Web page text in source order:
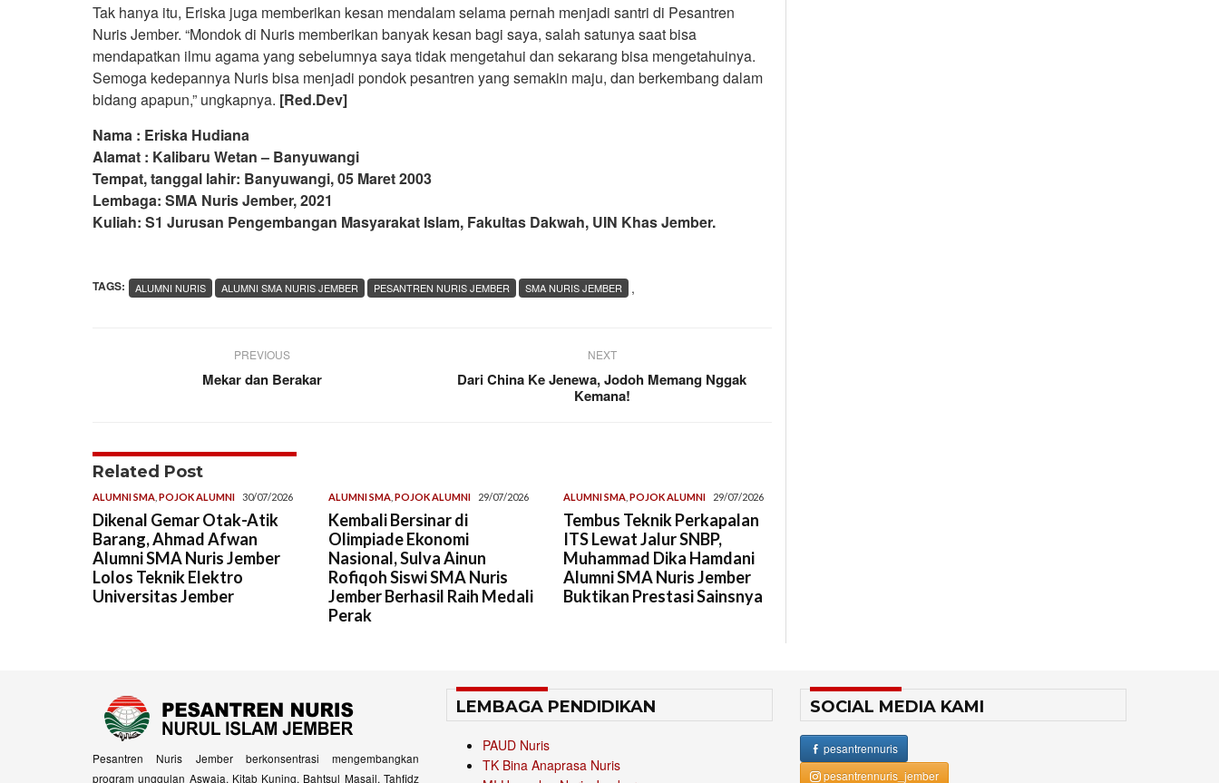
Tak hanya itu, Eriska juga memberikan kesan mendalam selama pernah menjadi santri di Pesantren
Nuris Jember. “Mondok di Nuris memberikan banyak kesan bagi saya, salah satunya saat bisa
mendapatkan ilmu agama yang sebelumnya saya tidak mengetahui dan sekarang bisa mengetahuinya.
Semoga kedepannya Nuris bisa menjadi pondok pesantren yang semakin maju, dan berkembang dalam
bidang apapun,” ungkapnya. [Red.Dev]
Nama : Eriska Hudiana
Alamat : Kalibaru Wetan – Banyuwangi
Tempat, tanggal lahir: Banyuwangi, 05 Maret 2003
Lembaga: SMA Nuris Jember, 2021
Kuliah: S1 Jurusan Pengembangan Masyarakat Islam, Fakultas Dakwah, UIN Khas Jember.
TAGS: ,
ALUMNI NURIS ALUMNI SMA NURIS JEMBER PESANTREN NURIS JEMBER SMA NURIS JEMBER
PREVIOUS
Mekar dan Berakar
NEXT
Dari China Ke Jenewa, Jodoh Memang Nggak
Kemana!
Related Post
ALUMNI SMA POJOK ALUMNI 30/07/2026
Dikenal Gemar Otak-Atik
Barang, Ahmad Afwan
Alumni SMA Nuris Jember
Lolos Teknik Elektro
Universitas Jember
ALUMNI SMA, POJOK ALUMNI 29/07/2026
Kembali Bersinar di
Olimpiade Ekonomi
Nasional, Sulva Ainun
Rofiqoh Siswi SMA Nuris
Jember Berhasil Raih Medali
Perak
ALUMNI SMA ,POJOK ALUMNI 29/07/2026
Tembus Teknik Perkapalan
ITS Lewat Jalur SNBP,
Muhammad Dika Hamdani
Alumni SMA Nuris Jember
Buktikan Prestasi Sainsnya
Pesantren Nuris Jember berkonsentrasi mengembangkan
program unggulan Aswaja, Kitab Kuning, Bahtsul Masail, Tahfidz
LEMBAGA PENDIDIKAN
PAUD Nuris
TK Bina Anaprasa Nuris
SOCIAL MEDIA KAMI
pesantrennuris
pesantrennuris_jember